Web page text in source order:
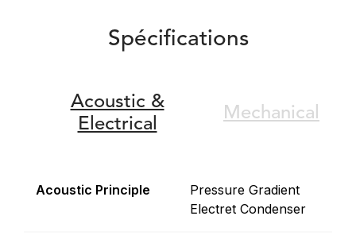
Spécifications
Acoustic &
Electrical
Mechanical
Acoustic Principle
Pressure Gradient
Electret Condenser